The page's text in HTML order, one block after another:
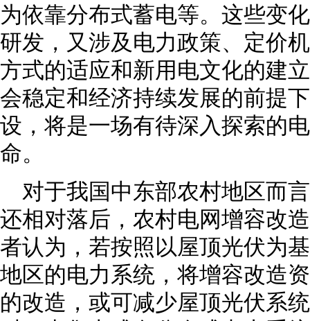
为依靠分布式蓄电等。这些变
研发，又涉及电力政策、定价
方式的适应和新用电文化的建
会稳定和经济持续发展的前提
设，将是一场有待深入探索的
命。
对于我国中东部农村地区而
还相对落后，农村电网增容改
者认为，若按照以屋顶光伏为
地区的电力系统，将增容改造
的改造，或可减少屋顶光伏系